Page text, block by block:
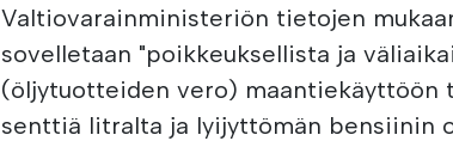
Valtiovarainministeriön tietojen
sovelletaan "poikkeuksellista ja
(öljytuotteiden vero) maantiekäyttöön
senttiä litralta ja lyijyttömän bensiinin